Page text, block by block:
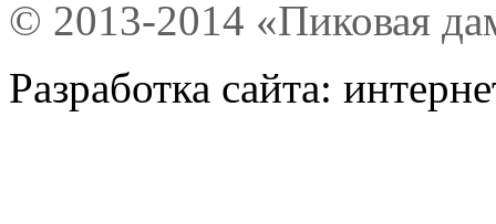
© 2013-2014 «Пиковая
Разработка сайта: